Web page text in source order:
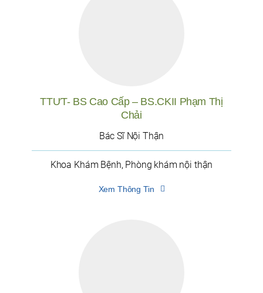
TTƯT- BS Cao Cấp – BS.CKII Phạm Thị
Chải
Bác Sĩ Nội Thận
Khoa Khám Bệnh, Phòng khám nội thận
Xem Thông Tin